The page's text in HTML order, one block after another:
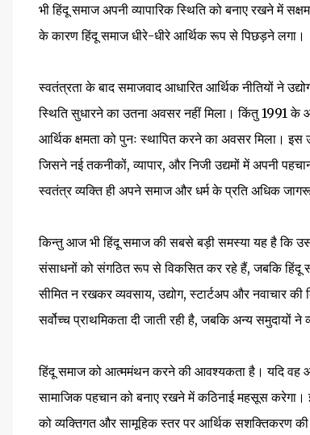
भी हिंदू समाज अपनी व्यापारिक स्थिति को बनाए रखने में
के कारण हिंदू समाज धीरे-धीरे आर्थिक रूप से पिछड़ने लगा।
स्वतंत्रता के बाद समाजवाद आधारित आर्थिक नीतियों ने
स्थिति सुधारने का उतना अवसर नहीं मिला। किंतु 1991 के
आर्थिक क्षमता को पुनः स्थापित करने का अवसर मिला।
जिसने नई तकनीकों, व्यापार, और निजी उद्यमों में अपनी
स्वतंत्र व्यक्ति ही अपने समाज और धर्म के प्रति अधिक
किन्तु आज भी हिंदू समाज की सबसे बड़ी समस्या यह है कि
संसाधनों को संगठित रूप से विकसित कर रहे हैं, जबकि हिंदू
सीमित न रखकर व्यवसाय, उद्योग, स्टार्टअप और नवाचार की
सर्वोच्च प्राथमिकता दी जाती रही है, जबकि अन्य समुदायों
हिंदू समाज को आत्ममंथन करने की आवश्यकता है। यदि
सामाजिक पहचान को बनाए रखने में कठिनाई महसूस करेगा।
को व्यक्तिगत और सामूहिक स्तर पर आर्थिक सशक्तिकरण की